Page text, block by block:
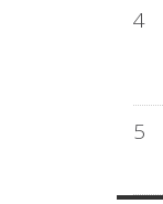
4
5